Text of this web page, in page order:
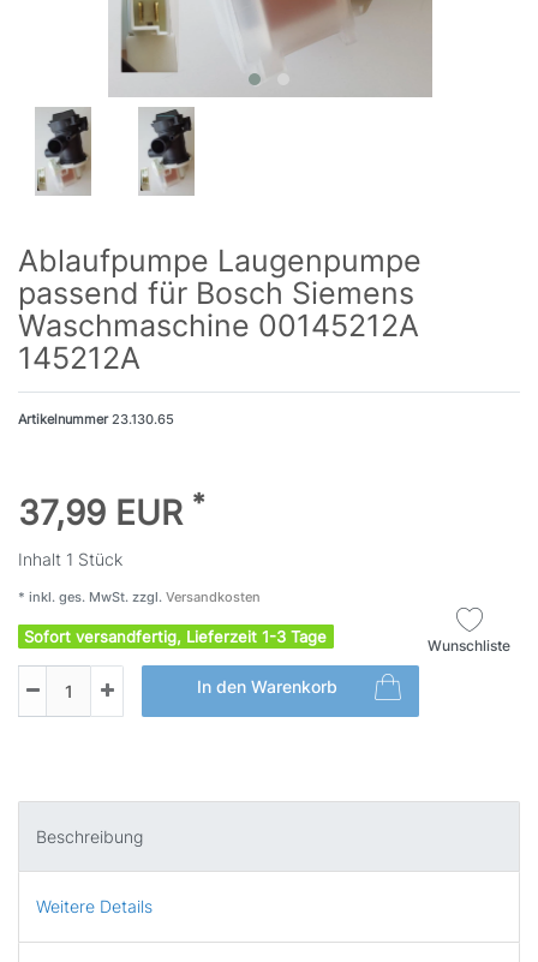
Ablaufpumpe Laugenpumpe
passend für Bosch Siemens
Waschmaschine 00145212A
145212A
Artikelnummer 23.130.65
37,99 EUR *
Inhalt 1 Stück
* inkl. ges. MwSt. zzgl. Versandkosten
Sofort versandfertig, Lieferzeit 1-3 Tage
In den Warenkorb
Wunschliste
Beschreibung
Weitere Details